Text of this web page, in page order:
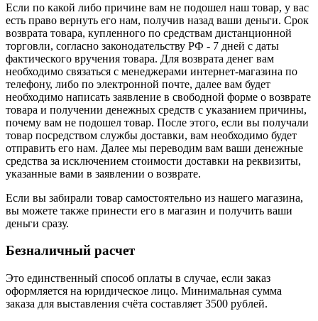
Если по какой либо причине вам не подошел наш товар, у вас
есть право вернуть его нам, получив назад ваши деньги. Срок
возврата товара, купленного по средствам дистанционной
торговли, согласно законодательству РФ - 7 дней с даты
фактического вручения товара. Для возврата денег вам
необходимо связаться с менеджерами интернет-магазина по
телефону, либо по электронной почте, далее вам будет
необходимо написать заявление в свободной форме о возврате
товара и получении денежных средств с указанием причины,
почему вам не подошел товар. После этого, если вы получали
товар посредством службы доставки, вам необходимо будет
отправить его нам. Далее мы переводим вам ваши денежные
средства за исключением стоимости доставки на реквизиты,
указанные вами в заявлении о возврате.
Если вы забирали товар самостоятельно из нашего магазина,
вы можете также принести его в магазин и получить ваши
деньги сразу.
Безналичный расчет
Это единственный способ оплаты в случае, если заказ
оформляется на юридическое лицо. Минимальная сумма
заказа для выставления счёта составляет 3500 рублей.